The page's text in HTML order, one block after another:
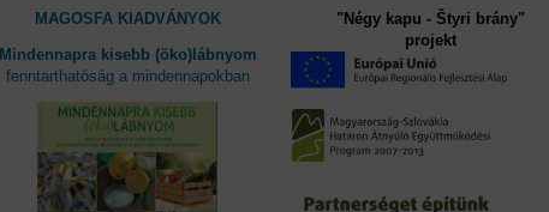
MAGOSFA KIADVÁNYOK
Mindennapra kisebb (öko)lábnyom
fenntarthatóság a mindennapokban
"Négy kapu - Štyri brány"
projekt